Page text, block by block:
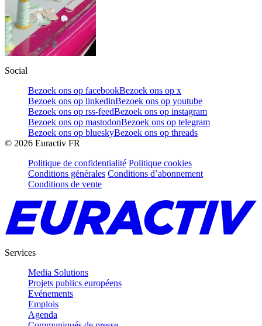
Social
Bezoek ons op facebookBezoek ons op x
Bezoek ons op linkedinBezoek ons op youtube
Bezoek ons op rss-feedBezoek ons op instagram
Bezoek ons op mastodonBezoek ons op telegram
Bezoek ons op blueskyBezoek ons op threads
© 2026 Euractiv FR
Politique de confidentialité Politique cookies
Conditions générales Conditions d’abonnement
Conditions de vente
Services
Media Solutions
Projets publics européens
Evénements
Emplois
Agenda